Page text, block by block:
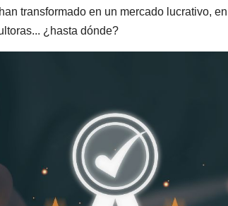
transformado en un mercado lucrativo,
¿hasta dónde?